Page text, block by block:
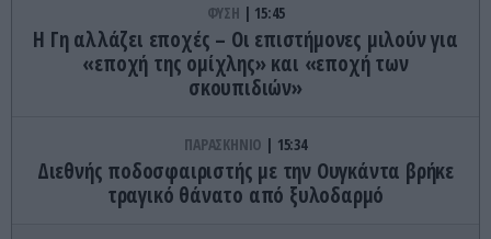
ΦΥΣΗ 15:45
Η Γη αλλάζει εποχές – Οι επιστήμονες μιλούν για
«εποχή της ομίχλης» και «εποχή των
σκουπιδιών»
ΠΑΡΑΣΚΗΝΙΟ 15:34
Διεθνής ποδοσφαιριστής με την Ουγκάντα βρήκε
τραγικό θάνατο από ξυλοδαρμό